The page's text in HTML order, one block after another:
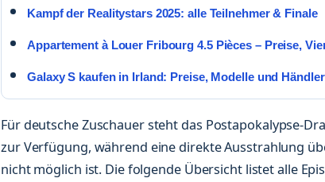
Kampf der Realitystars 2025: alle Teilnehmer & Finale
Appartement à Louer Fribourg 4.5 Pièces – Preise,
Galaxy S kaufen in Irland: Preise, Modelle und Händler
Für deutsche Zuschauer steht das Postapokalypse-
zur Verfügung, während eine direkte Ausstrahlung
nicht möglich ist. Die folgende Übersicht listet alle